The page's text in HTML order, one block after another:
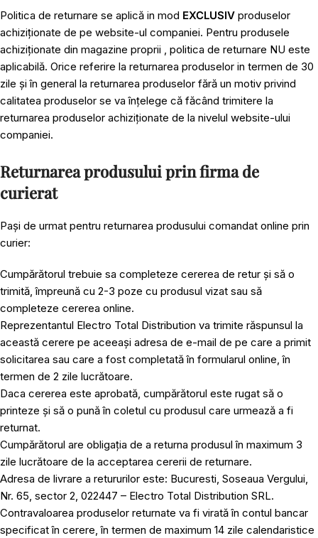
Politica de returnare se aplică in mod EXCLUSIV produselor
achiziționate de pe website-ul companiei. Pentru produsele
achiziționate din magazine proprii , politica de returnare NU este
aplicabilă. Orice referire la returnarea produselor in termen de 30
zile și în general la returnarea produselor fără un motiv privind
calitatea produselor se va înțelege că făcând trimitere la
returnarea produselor achiziționate de la nivelul website-ului
companiei.
Returnarea produsului prin firma de
curierat
Pași de urmat pentru returnarea produsului comandat online prin
curier:
Cumpărătorul trebuie sa completeze cererea de retur și să o
trimită, împreună cu 2-3 poze cu produsul vizat sau să
completeze cererea online.
Reprezentantul Electro Total Distribution va trimite răspunsul la
această cerere pe aceeași adresa de e-mail de pe care a primit
solicitarea sau care a fost completată în formularul online, în
termen de 2 zile lucrătoare.
Daca cererea este aprobată, cumpărătorul este rugat să o
printeze și să o pună în coletul cu produsul care urmează a fi
returnat.
Cumpărătorul are obligația de a returna produsul în maximum 3
zile lucrătoare de la acceptarea cererii de returnare.
Adresa de livrare a retururilor este: Bucuresti, Soseaua Vergului,
Nr. 65, sector 2, 022447 – Electro Total Distribution SRL.
Contravaloarea produselor returnate va fi virată în contul bancar
specificat în cerere, în termen de maximum 14 zile calendaristice